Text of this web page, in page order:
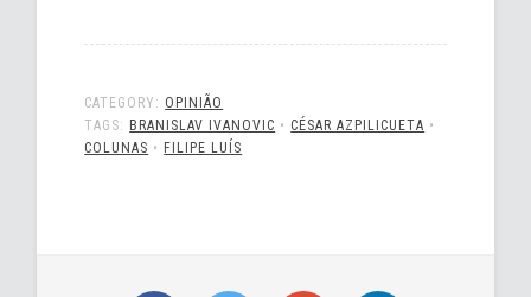
CATEGORY: OPINIÃO
TAGS: BRANISLAV IVANOVIC • CÉSAR AZPILICUETA •
COLUNAS • FILIPE LUÍS